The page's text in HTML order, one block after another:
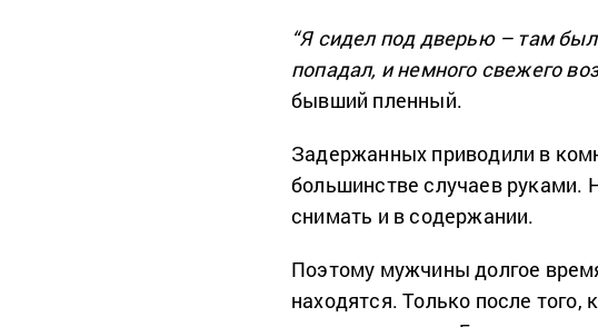
“Я сидел под дверью – там
попадал, и немного свежего
бывший пленный.
Задержанных приводили в
большинстве случаев руками.
снимать и в содержании.
Поэтому мужчины долгое
находятся. Только после